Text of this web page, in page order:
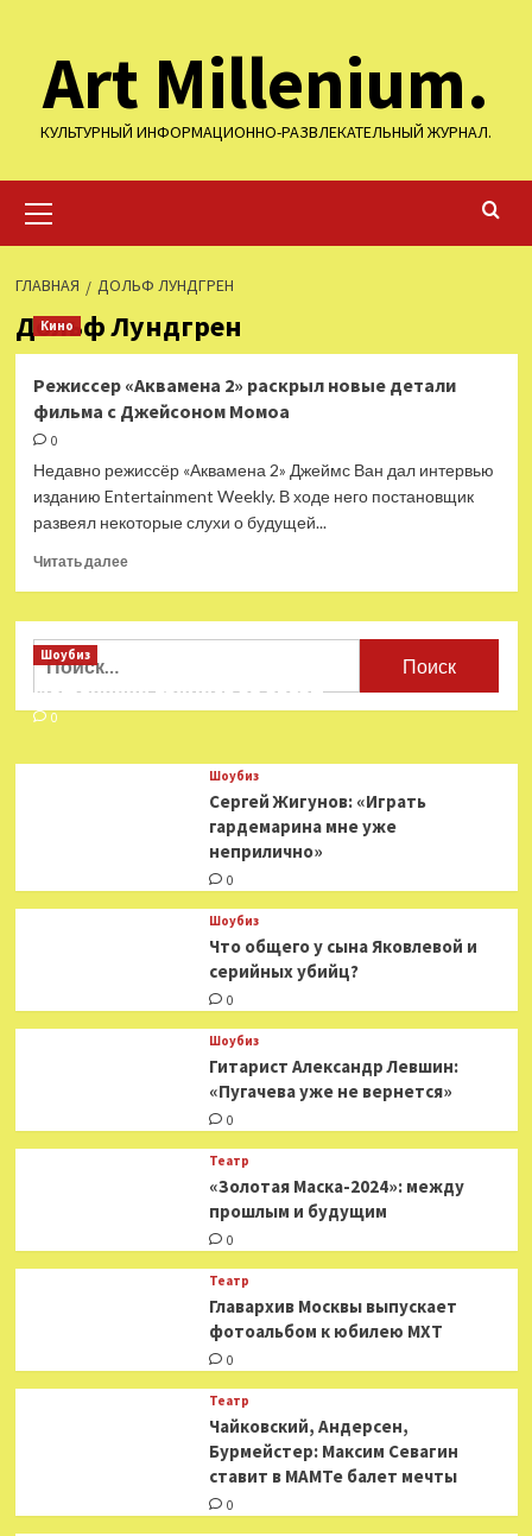
содержимому
Art Millenium.
КУЛЬТУРНЫЙ ИНФОРМАЦИОННО-РАЗВЛЕКАТЕЛЬНЫЙ ЖУРНАЛ.
меню
ГЛАВНАЯ ДОЛЬФ ЛУНДГРЕН
Дольф Лундгрен
Кино
Режиссер «Аквамена 2» раскрыл новые детали
фильма с Джейсоном Момоа
0
Недавно режиссёр «Аквамена 2» Джеймс Ван дал интервью
изданию Entertainment Weekly. В ходе него постановщик
развеял некоторые слухи о будущей...
Читать далееПрочитать
Режиссер
новые
детали
с Джейсоном
Найти:
Шоубиз
Мошенники взялись за звезд
0
Шоубиз
Сергей Жигунов: «Играть
гардемарина мне уже
неприлично»
0
Шоубиз
Что общего у сына Яковлевой и
серийных убийц?
0
Шоубиз
Гитарист Александр Левшин:
«Пугачева уже не вернется»
0
Театр
«Золотая Маска-2024»: между
прошлым и будущим
0
Театр
​​Главархив Москвы выпускает
фотоальбом к юбилею МХТ
0
Театр
​​Чайковский, Андерсен,
Бурмейстер: Максим Севагин
ставит в МАМТе балет мечты
0